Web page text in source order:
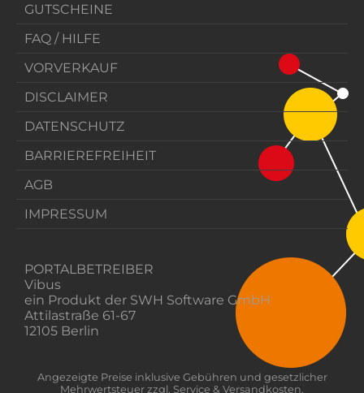
GUTSCHEINE
FAQ / HILFE
VORVERKAUF
DISCLAIMER
DATENSCHUTZ
BARRIEREFREIHEIT
AGB
IMPRESSUM
PORTALBETREIBER
Vibus
ein Produkt der SWH Software GmbH
Attilastraße 61-67
12105 Berlin
Angezeigte Preise inklusive Gebühren und gesetzlicher
Mehrwertsteuer zzgl. Service & Versandkosten.